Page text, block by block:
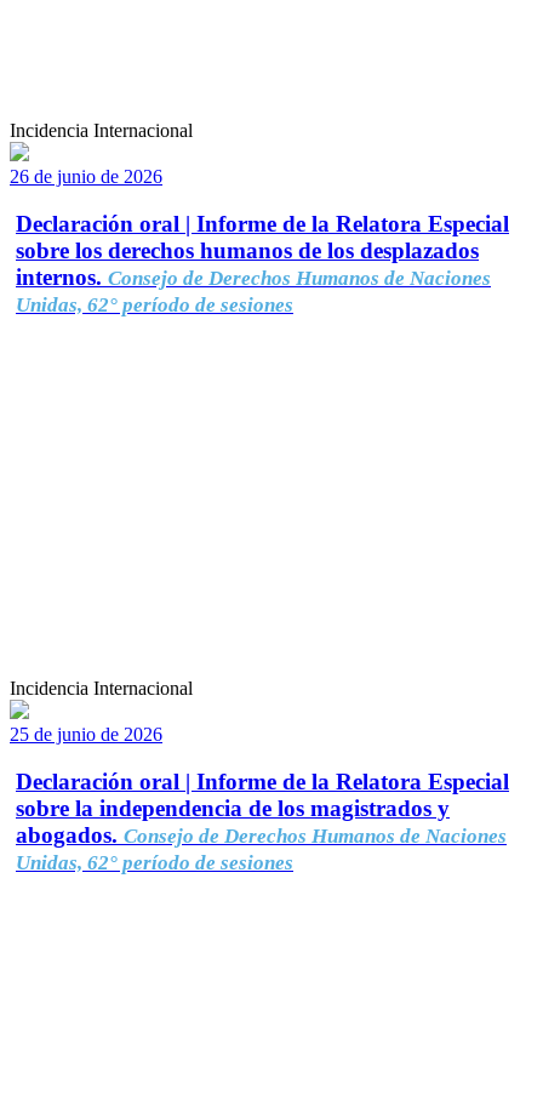
Incidencia Internacional
26 de junio de 2026
Declaración oral | Informe de la Relatora Especial
sobre los derechos humanos de los desplazados
internos. Consejo de Derechos Humanos de Naciones
Unidas, 62° período de sesiones
Incidencia Internacional
25 de junio de 2026
Declaración oral | Informe de la Relatora Especial
sobre la independencia de los magistrados y
abogados. Consejo de Derechos Humanos de Naciones
Unidas, 62° período de sesiones